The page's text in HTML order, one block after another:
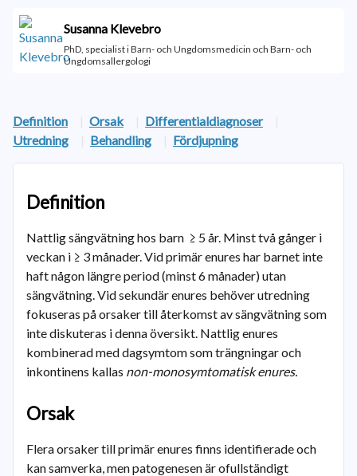
Susanna Klevebro
PhD, specialist i Barn- och Ungdomsmedicin och Barn- och
Ungdomsallergologi
Definition | Orsak | Differentialdiagnoser
|
Utredning
| Behandling | Fördjupning
Definition
Nattlig sängvätning hos barn ≥ 5 år. Minst två gånger i
veckan i ≥ 3 månader. Vid primär enures har barnet inte
haft någon längre period (minst 6 månader) utan
sängvätning. Vid sekundär enures behöver utredning
fokuseras på orsaker till återkomst av sängvätning som
inte diskuteras i denna översikt. Nattlig enures
kombinerad med dagsymtom som trängningar och
inkontinens kallas non-monosymtomatisk enures.
Orsak
Flera orsaker till primär enures finns identifierade och
kan samverka, men patogenesen är ofullständigt